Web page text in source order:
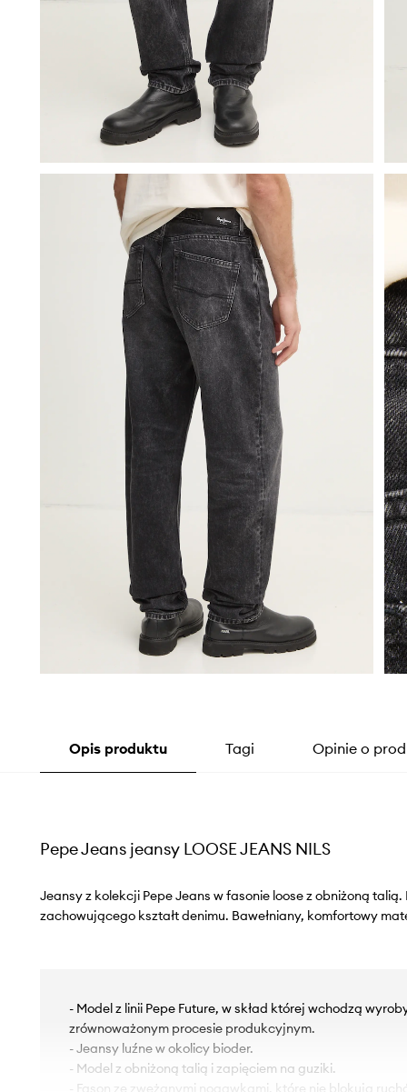
Opis produktu Tagi Opinie o
Pepe Jeans jeansy LOOSE JEANS NILS
Jeansy z kolekcji Pepe Jeans w fasonie loose z obniżoną
zachowującego kształt denimu. Bawełniany, komfortowy
- Model z linii Pepe Future, w skład której wchodzą
zrównoważonym procesie produkcyjnym.
- Jeansy luźne w okolicy bioder.
- Model z obniżoną talią i zapięciem na guziki.
- Fason ze zwężanymi nogawkami, które nie blokują